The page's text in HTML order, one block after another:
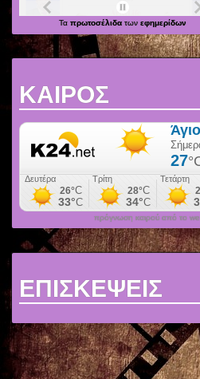
Τα πρωτοσέλιδα των εφημερίδων
ΚΑΙΡΟΣ
πρόγνωση καιρού από το
ΕΠΙΣΚΕΨΕΙΣ